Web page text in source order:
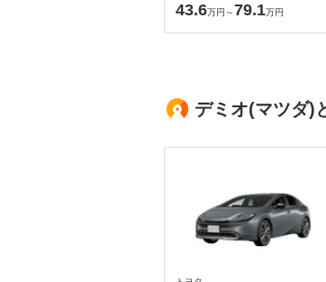
43.6万円～79.1万円
デミオ(マツダ)